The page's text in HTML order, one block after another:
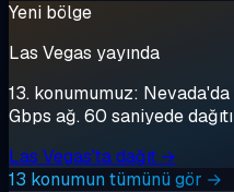
Yeni bölge
Las Vegas yayında
13. konumumuz:
Gbps ağ. 60 saniyede
Las Vegas'ta dağıt →
13 konumun tümünü gör →